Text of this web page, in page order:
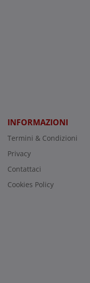
INFORMAZIONI
Termini & Condizioni
Privacy
Contattaci
Cookies Policy